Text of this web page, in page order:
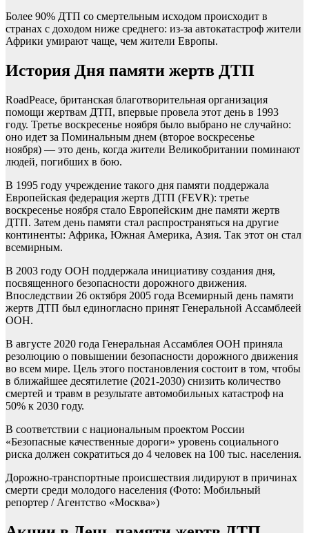
Более 90% ДТП со смертельным исходом происходит в
странах с доходом ниже среднего: из-за автокатастроф жители
Африки умирают чаще, чем жители Европы.
История Дня памяти жертв ДТП
RoadPeace, британская благотворительная организация
помощи жертвам ДТП, впервые провела этот день в 1993
году. Третье воскресенье ноября было выбрано не случайно:
оно идет за Поминальным днем (второе воскресенье
ноября) — это день, когда жители Великобритании поминают
людей, погибших в бою.
В 1995 году учреждение такого дня памяти поддержала
Европейская федерация жертв ДТП (FEVR): третье
воскресенье ноября стало Европейским дне памяти жертв
ДТП. Затем день памяти стал распространяться на другие
континенты: Африка, Южная Америка, Азия. Так этот он стал
всемирным.
В 2003 году ООН поддержала инициативу создания дня,
посвященного безопасности дорожного движения.
Впоследствии 26 октября 2005 года Всемирный день памяти
жертв ДТП был единогласно принят Генеральной Ассамблеей
ООН.
В августе 2020 года Генеральная Ассамблея ООН приняла
резолюцию о повышении безопасности дорожного движения
во всем мире. Цель этого постановления состоит в том, чтобы
в ближайшее десятилетие (2021-2030) снизить количество
смертей и травм в результате автомобильных катастроф на
50% к 2030 году.
В соответствии с национальным проектом России
«Безопасные качественные дороги» уровень социального
риска должен сократиться до 4 человек на 100 тыс. населения.
Дорожно-транспортные происшествия лидируют в причинах
смерти среди молодого населения (Фото: Мобильный
репортер / Агентство «Москва»)